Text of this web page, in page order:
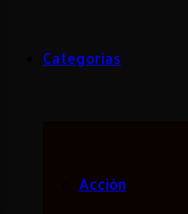
Categorias
Acción